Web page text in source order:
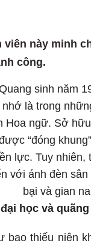
viên này minh
công.
sinh năm
nhớ là trong
Hoa ngữ. Sở
“đóng
lực. Tuy
với ánh đèn
bại và gian
học và
bao thiếu niên